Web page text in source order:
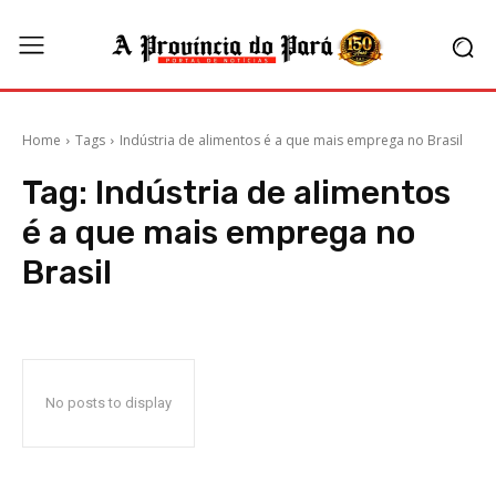
Home Tags Indústria de alimentos é a que mais emprega no Brasil
Tag: Indústria de alimentos
é a que mais emprega no
Brasil
No posts to display